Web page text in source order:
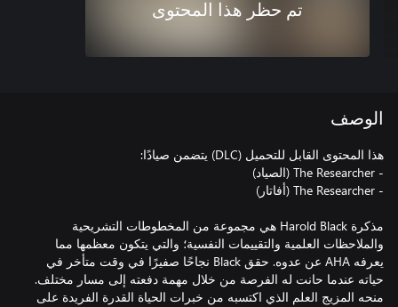
تم حظر هذا المحتوى
الوصف
مذكرة Harold Black هي مجموعة من المخطوطات التشريحية
والملاحظات العلمية والتقييمات النفسية؛ والتي يتكون معظمها مما
يعرفه AHA عن عدوه. حقق Black نجاحًا صفيرًا في وقت متأخر في
حياته عندما حانت له الفرصة من خلال مهمة دفعته إلى مسار مختلف.
منحه المزيج العلم الذي اكتسبه من خبرات الحياة القدرة الفريدة على